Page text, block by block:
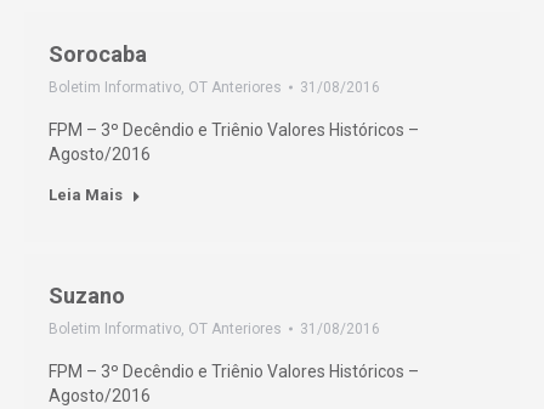
Sorocaba
Boletim Informativo, OT Anteriores 31/08/2016
FPM – 3º Decêndio e Triênio Valores Históricos –
Agosto/2016
Leia Mais
Suzano
Boletim Informativo, OT Anteriores 31/08/2016
FPM – 3º Decêndio e Triênio Valores Históricos –
Agosto/2016